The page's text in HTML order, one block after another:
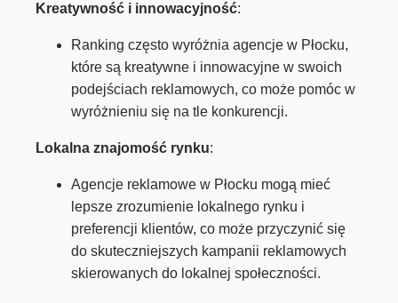
Kreatywność i innowacyjność:
Ranking często wyróżnia agencje w Płocku,
które są kreatywne i innowacyjne w swoich
podejściach reklamowych, co może pomóc w
wyróżnieniu się na tle konkurencji.
Lokalna znajomość rynku:
Agencje reklamowe w Płocku mogą mieć
lepsze zrozumienie lokalnego rynku i
preferencji klientów, co może przyczynić się
do skuteczniejszych kampanii reklamowych
skierowanych do lokalnej społeczności.